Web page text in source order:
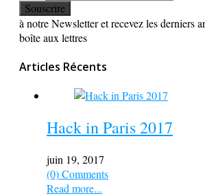
à notre Newsletter et recevez les derniers
boîte aux lettres
Articles Récents
Hack in Paris 2017
juin 19, 2017
(0) Comments
Read more...